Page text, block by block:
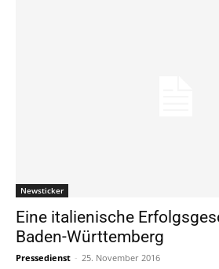
Newsticker
Eine italienische
Baden-Württemberg
Pressedienst - 25. November 2016